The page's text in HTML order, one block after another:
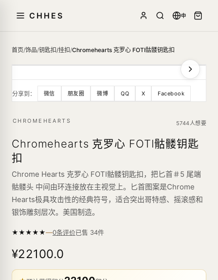
CHHES 中
首页/饰品/钥匙扣/挂扣/Chromehearts 克罗心 FOTI骷髅钥匙扣
分享到： 微信 朋友圈 微博 QQ X Facebook
CHROMEHEARTS 5744人想要
Chromehearts 克罗心 FOTI骷髅钥匙
扣
Chrome Hearts 克罗心 FOTI骷髅钥匙扣，把匕首＃5 尾端
骷髅头 中间由环连接放在主视觉上。匕首图案是Chrome
Hearts极具攻击性的经典符号，适合突出哥特感、摇滚感和
银饰雕刻层次。美国制造。
★★★★★—0条评价已售 34件
¥22100.0